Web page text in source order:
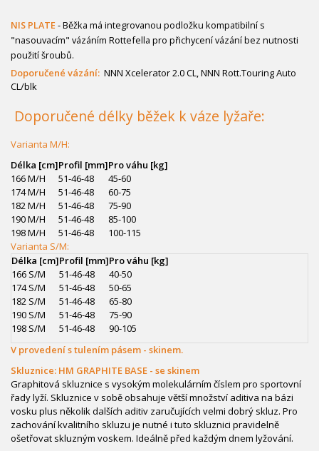
NIS PLATE- Běžka má integrovanou podložku kompatibilní s
"nasouvacím" vázáním Rottefella pro přichycení vázání bez nutnosti
použití šroubů.
Doporučené vázání: NNN Xcelerator 2.0 CL, NNN Rott.Touring Auto
CL/blk
Doporučené délky běžek k váze lyžaře:
Varianta M/H:
Délka [cm]Profil [mm]Pro váhu [kg]
166 M/H
51-46-48
45-60
174 M/H
51-46-48
60-75
182 M/H
51-46-48
75-90
190 M/H
51-46-48
85-100
198 M/H
51-46-48
100-115
Varianta S/M:
Délka [cm]Profil [mm]Pro váhu [kg]
166 S/M
51-46-48
40-50
174 S/M
51-46-48
50-65
182 S/M
51-46-48
65-80
190 S/M
51-46-48
75-90
198 S/M
51-46-48
90-105
V provedení s tulením pásem - skinem.
Skluznice: HM GRAPHITE BASE - se skinem
Graphitová skluznice s vysokým molekulárním číslem pro sportovní
řady lyží. Skluznice v sobě obsahuje větší množství aditiva na bázi
vosku plus několik dalších aditiv zaručujících velmi dobrý skluz. Pro
zachování kvalitního skluzu je nutné i tuto skluznici pravidelně
ošetřovat skluzným voskem. Ideálně před každým dnem lyžování.